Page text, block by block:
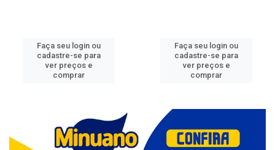
Faça seu login ou
cadastre-se para
ver preços e
comprar
Faça seu login ou
cadastre-se para
ver preços e
comprar